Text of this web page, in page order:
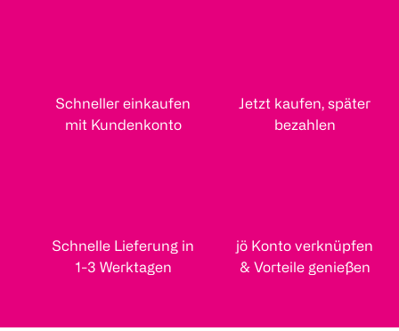
Schneller einkaufen
mit Kundenkonto
Jetzt kaufen, später
bezahlen
Schnelle Lieferung in
1-3 Werktagen
jö Konto verknüpfen
& Vorteile genießen